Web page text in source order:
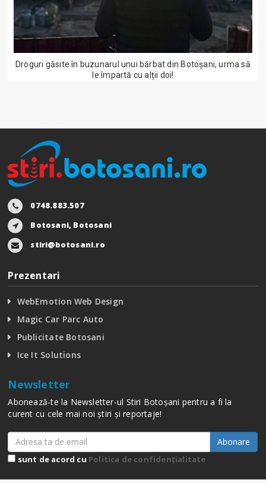
Droguri găsite în buzunarul unui bărbat din Botoșani, urma să
le împartă cu alții doi!
0748.883.507
Botosani, Botosani
stiri@botosani.ro
Prezentari
WebEmotion Web Design
Magic Car Parc Auto
Publicitate Botosani
Ice It Solutions
Newsletter
Abonează-te la Newsletter-ul Stiri Botoșani pentru a fi la
curent cu cele mai noi știri și reportaje!
Abonare
sunt de acord cu Politica de confidențialitate